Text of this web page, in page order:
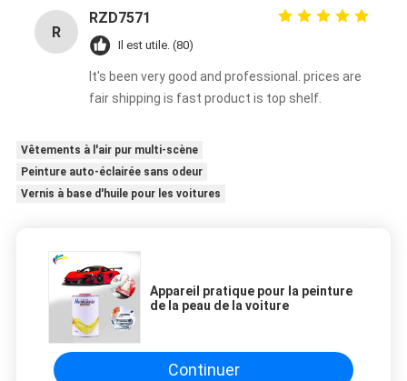
R
RZD7571
Il est utile. (80)
It's been very good and professional. prices are
fair shipping is fast product is top shelf.
Vêtements à l'air pur multi-scène
Peinture auto-éclairée sans odeur
Vernis à base d'huile pour les voitures
Appareil pratique pour la peinture
de la peau de la voiture
Continuer